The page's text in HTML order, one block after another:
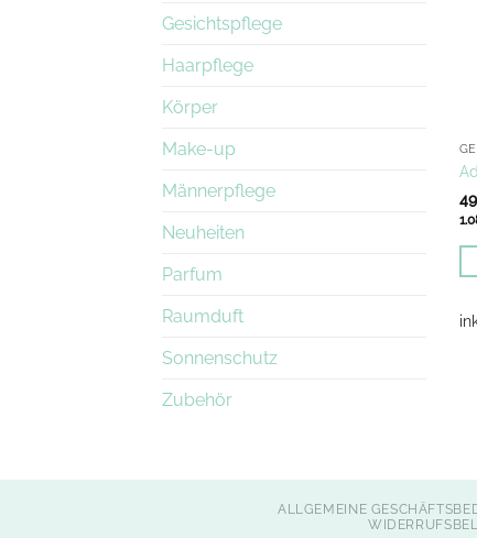
Gesichtspflege
Haarpflege
Körper
Make-up
Männerpflege
Neuheiten
Parfum
Raumduft
Sonnenschutz
Zubehör
ALLGEMEINE